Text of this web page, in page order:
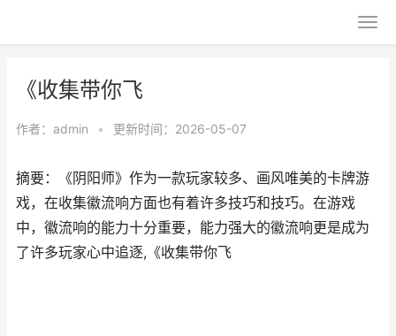
《收集带你飞
作者： admin • 更新时间：2026-05-07
摘要：《阴阳师》作为一款玩家较多、画风唯美的卡牌游
戏，在收集徽流响方面也有着许多技巧和技巧。在游戏
中，徽流响的能力十分重要，能力强大的徽流响更是成为
了许多玩家心中追逐,《收集带你飞